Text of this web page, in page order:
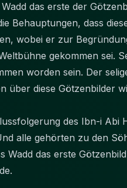
das erste der
Behauptungen, dass
wobei er zur
gekommen sei.
worden sein. Der
über diese Götzenbilder
des Ibn-i Abi
alle gehörten zu den
Wadd das erste